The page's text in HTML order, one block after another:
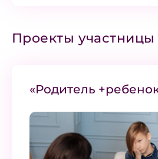
Проекты участницы
«Родитель